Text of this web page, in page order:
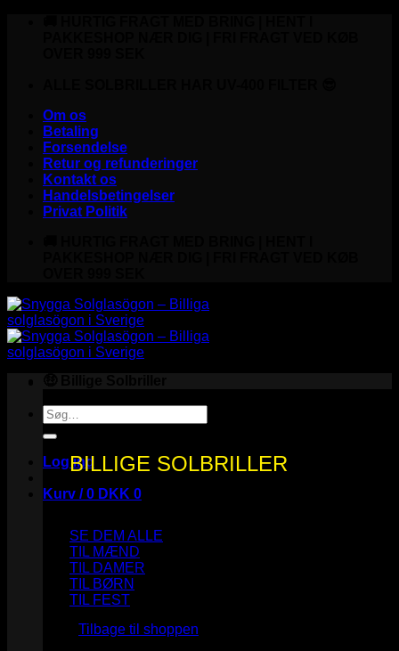
Om os
Betaling
Forsendelse
Retur og refunderinger
Kontakt os
Handelsbetingelser
Privat Politik
Søg
efter:
Log ind
Kurv /0 DKK 0
Ingen varer i kurven.
Tilbage til shoppen
BILLIGE SOLBRILLER
SE DEM ALLE
TIL MÆND
TIL DAMER
TIL BØRN
TIL FEST